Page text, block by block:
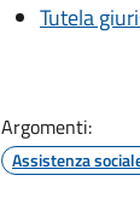
Tutela
Argomenti:
Assistenza